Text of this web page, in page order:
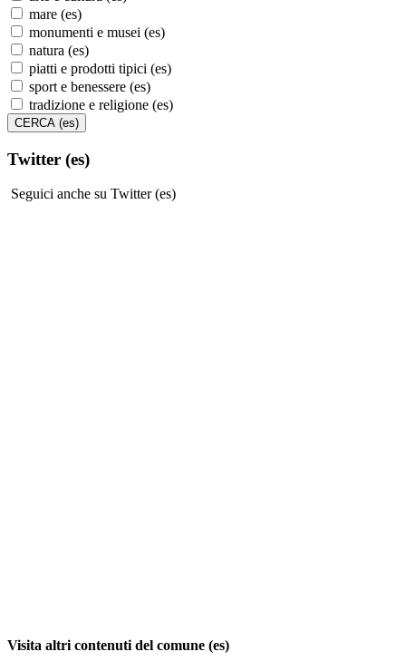
mare (es)
monumenti e musei (es)
natura (es)
piatti e prodotti tipici (es)
sport e benessere (es)
tradizione e religione (es)
Twitter (es)
Seguici anche su Twitter (es)
Visita altri contenuti del comune (es)